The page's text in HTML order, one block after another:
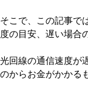
そこで、この記事で
度の目安、遅い場合
光回線の通信速度が
のからお金がかかる